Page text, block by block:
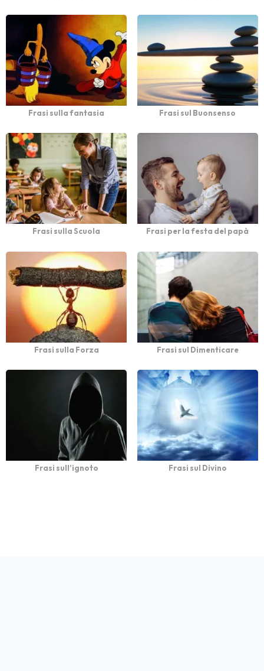
Frasi sulla fantasia Frasi sul Buonsenso
Frasi sulla Scuola Frasi per la festa del papà
Frasi sulla Forza Frasi sul Dimenticare
Frasi sull’ignoto Frasi sul Divino